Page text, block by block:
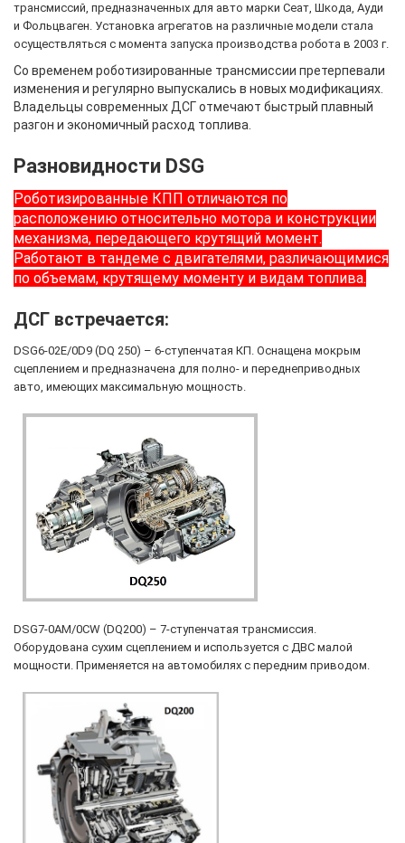
трансмиссий, предназначенных для авто марки Сеат, Шкода, Ауди
и Фольцваген. Установка агрегатов на различные модели стала
осуществляться с момента запуска производства робота в 2003 г.
Со временем роботизированные трансмиссии претерпевали
изменения и регулярно выпускались в новых модификациях.
Владельцы современных ДСГ отмечают быстрый плавный
разгон и экономичный расход топлива.
Разновидности DSG
Роботизированные КПП отличаются по
расположению относительно мотора и конструкции
механизма, передающего крутящий момент.
Работают в тандеме с двигателями, различающимися
по объемам, крутящему моменту и видам топлива.
ДСГ встречается:
DSG6-02E/0D9 (DQ 250) – 6-ступенчатая КП. Оснащена мокрым
сцеплением и предназначена для полно- и переднеприводных
авто, имеющих максимальную мощность.
DSG7-0AM/0CW (DQ200) – 7-ступенчатая трансмиссия.
Оборудована сухим сцеплением и используется с ДВС малой
мощности. Применяется на автомобилях с передним приводом.